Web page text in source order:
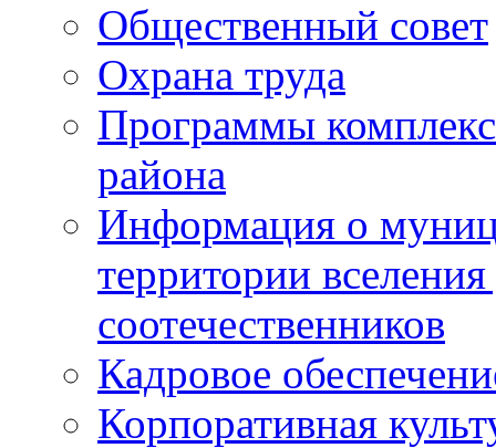
Общественный совет
Охрана труда
Программы
района
Информация о
территории
соотечественников
Кадровое
Корпоративная